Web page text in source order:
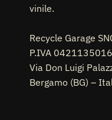
vinile.
Recycle Garage
P.IVA
Via Don Luigi
Bergamo (BG) –